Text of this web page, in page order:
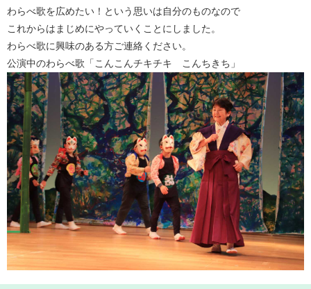
わらべ歌を広めたい！という思いは自分のものなので
これからはまじめにやっていくことにしました。
わらべ歌に興味のある方ご連絡ください。
公演中のわらべ歌「こんこんチキチキ こんちきち」